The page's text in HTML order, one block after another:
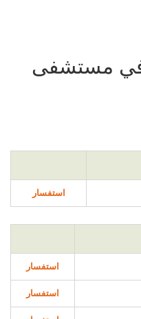
في مستشفى
استفسار
استفسار
استفسار